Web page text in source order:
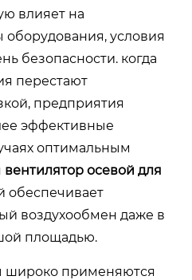
влияет на
оборудования, условия
безопасности. когда
перестают
предприятия
эффективные
оптимальным
вентилятор осевой для
обеспечивает
воздухообмен даже в
площадью.
широко применяются